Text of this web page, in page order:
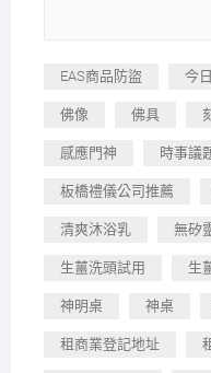
EAS商品防盜 今
佛像 佛具
感應門神 時事議
板橋禮儀公司推薦
清爽沐浴乳 無矽
生薑洗頭試用 生
神明桌 神桌
租商業登記地址